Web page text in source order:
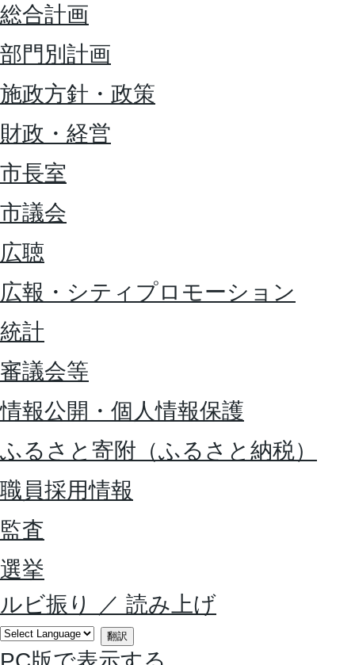
総合計画
部門別計画
施政方針・政策
財政・経営
市長室
市議会
広聴
広報・シティプロモーション
統計
審議会等
情報公開・個人情報保護
ふるさと寄附（ふるさと納税）
職員採用情報
監査
選挙
ルビ振り
／ 読み上げ
翻訳